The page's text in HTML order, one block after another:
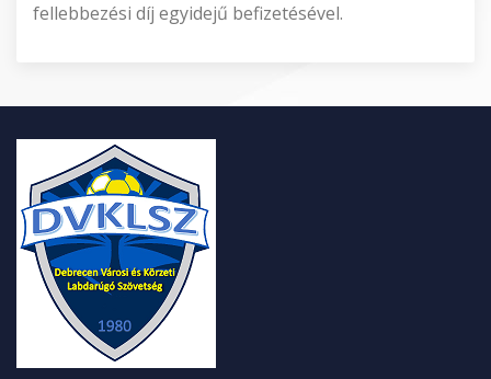
fellebbezési díj egyidejű befizetésével.